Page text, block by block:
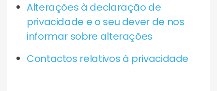
Alterações à declaração de
privacidade e o seu dever de nos
informar sobre alterações
Contactos relativos à privacidade